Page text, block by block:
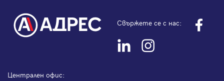
Свържете се с нас:
Централен офис: